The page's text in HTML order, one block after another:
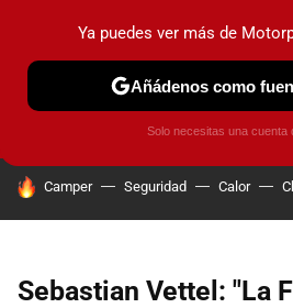
PRUEBAS COCHES ELÉCTRICOS
HOY SE HABLA DE
Camper Seguridad Calor
Sebastian Vettel: "La
Ya puedes ver más de
Añádenos como
Solo necesitas una cuenta